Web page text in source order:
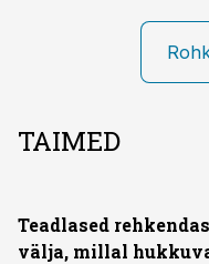
TAIMED
Teadlased
välja, millal